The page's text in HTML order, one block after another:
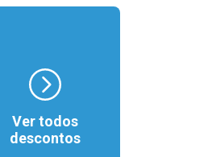
Ver todos
descontos